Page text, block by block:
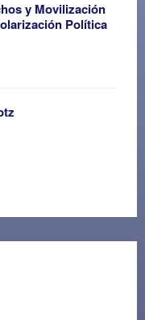
y Movilización
Política